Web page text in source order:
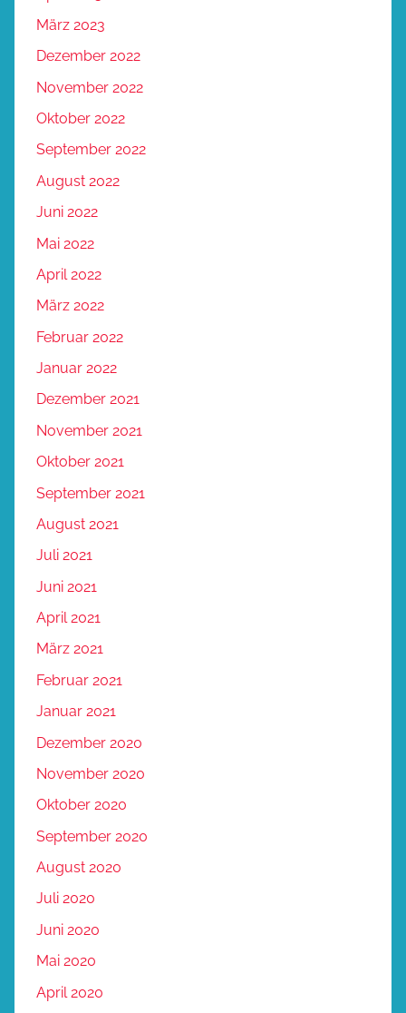
März 2023
Dezember 2022
November 2022
Oktober 2022
September 2022
August 2022
Juni 2022
Mai 2022
April 2022
März 2022
Februar 2022
Januar 2022
Dezember 2021
November 2021
Oktober 2021
September 2021
August 2021
Juli 2021
Juni 2021
April 2021
März 2021
Februar 2021
Januar 2021
Dezember 2020
November 2020
Oktober 2020
September 2020
August 2020
Juli 2020
Juni 2020
Mai 2020
April 2020